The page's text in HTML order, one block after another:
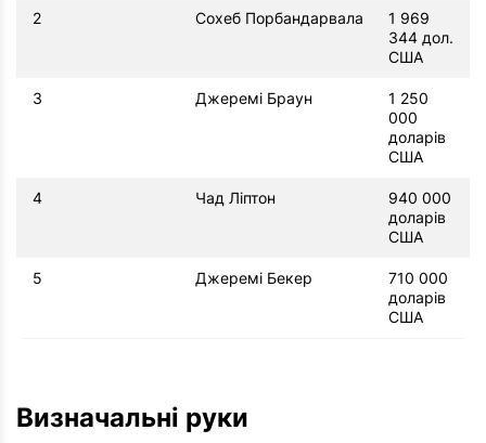
2 Сохеб Порбандарвала
1 969
344 дол.
США
3 Джеремі Браун
1 250
000
доларів
США
4 Чад Ліптон
940 000
доларів
США
5 Джеремі Бекер
710 000
доларів
США
Визначальні руки